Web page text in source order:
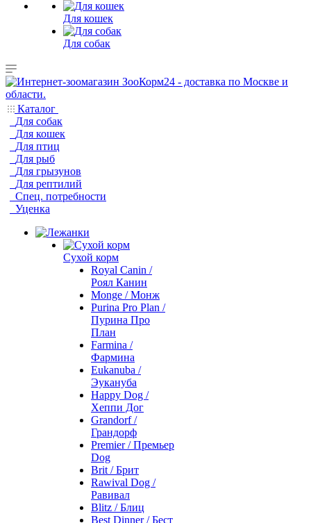
Для кошек
Для собак
Каталог
Для собак
Для кошек
Для птиц
Для рыб
Для грызунов
Для рептилий
Спец. потребности
Уценка
Сухой корм
Royal Canin /
Роял Канин
Monge / Монж
Purina Pro Plan /
Пурина Про
План
Farmina /
Фармина
Eukanuba /
Эукануба
Happy Dog /
Хеппи Дог
Grandorf /
Грандорф
Premier / Премьер
Dog
Brit / Брит
Rawival Dog /
Равивал
Blitz / Блиц
Best Dinner / Бест